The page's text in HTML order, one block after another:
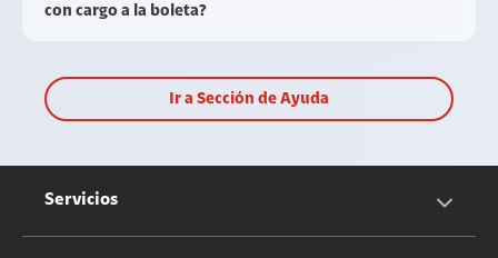
con cargo a la boleta?
Ir a Sección de Ayuda
Servicios